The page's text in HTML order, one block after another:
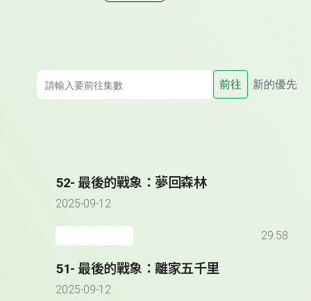
前往 新的優先
52- 最後的戰象：夢回森林
2025-09-12
29:58
51- 最後的戰象：離家五千里
2025-09-12